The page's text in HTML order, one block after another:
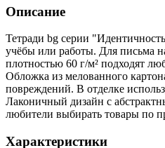
Описание
Тетради bg серии
учёбы или работы. Для письма
плотностью 60 г/м² подходят
Обложка из мелованного
повреждений. В отделке
Лаконичный дизайн с
любители выбирать товары по
Характеристики